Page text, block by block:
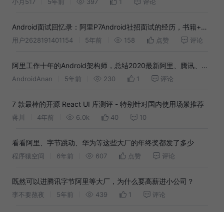
Android面试回忆录：阿里P7Android社招面试的经历，书籍+视
频+学习笔记+技能提升资源库
用户2628191401154 5年前 158 点赞 评论
阿里工作十年的Android架构师，总结2020最新阿里、腾讯、字
节、京东等一线大厂高频面试真题合集，以及从业心得
AndroidAnan 5年前 230 1 评论
7 款最棒的开源 React UI 库测评 - 特别针对国内使用场景推荐
蒋川 4年前 6.0k 40 10
看看阿里、字节跳动、华为等这些大厂的年终奖都发了多少
程序猿空间 6年前 607 点赞 评论
既然可以进腾讯字节阿里等大厂，为什么要高薪进小公司？
李不要熬夜 5年前 439 1 评论